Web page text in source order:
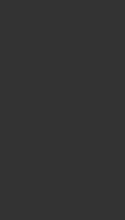
6 GEO WP